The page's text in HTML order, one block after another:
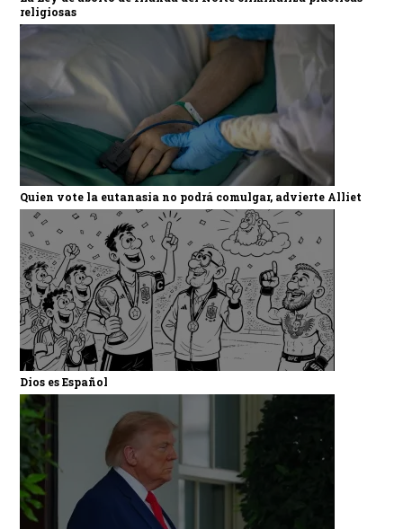
religiosas
Quien vote la eutanasia no podrá comulgar, advierte Alliet
Dios es Español